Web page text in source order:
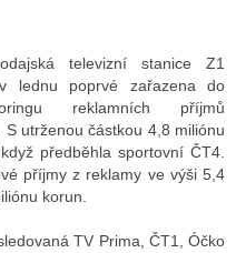
televizní stanice Z1
lednu poprvé zařazena do
reklamních příjmů
utrženou částkou 4,8 miliónu
předběhla sportovní ČT4.
příjmy z reklamy ve výši 5,4
korun.
TV Prima, ČT1, Óčko